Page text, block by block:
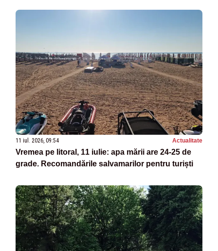
11 iul. 2026, 09:54 Actualitate
Vremea pe litoral, 11 iulie: apa mării are 24-25 de
grade. Recomandările salvamarilor pentru turiști